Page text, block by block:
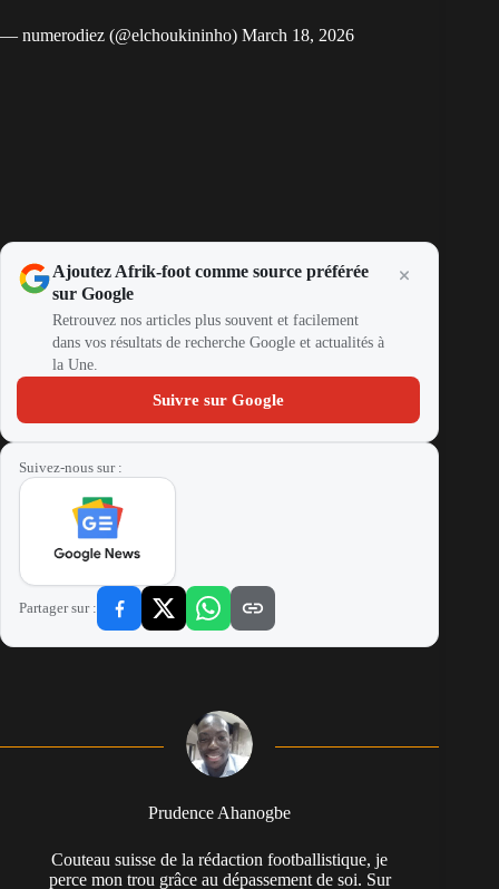
— numerodiez (@elchoukininho) March 18, 2026
Ajoutez Afrik-foot comme source préférée
sur Google
Retrouvez nos articles plus souvent et facilement
dans vos résultats de recherche Google et actualités à
la Une.
Suivre sur Google
Suivez-nous sur :
Partager sur :
Prudence Ahanogbe
Couteau suisse de la rédaction footballistique, je
perce mon trou grâce au dépassement de soi. Sur